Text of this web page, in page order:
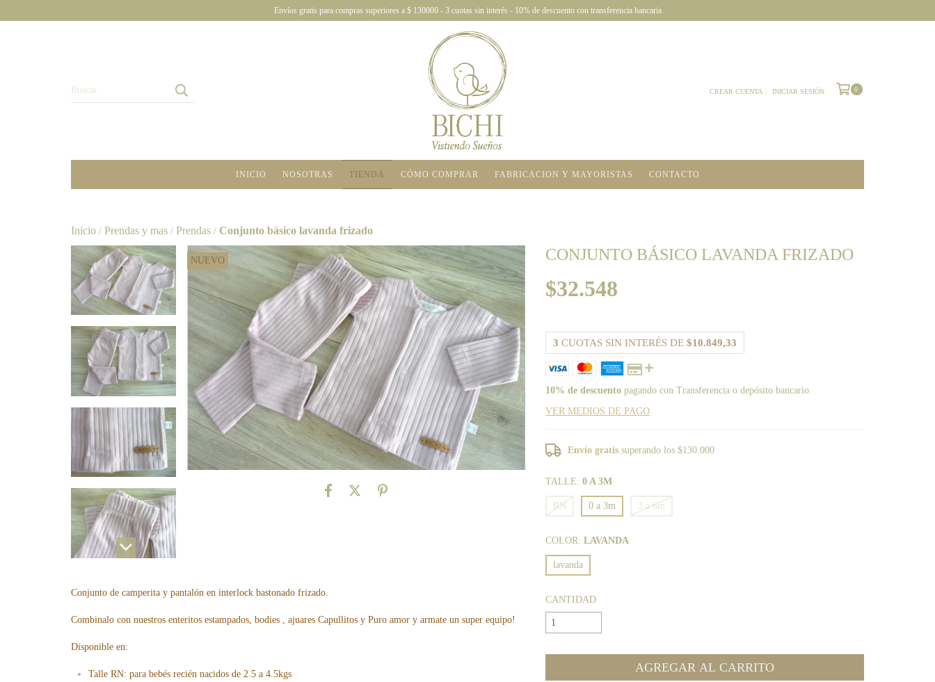
Envíos gratis para compras superiores a $ 130000 - 3 cuotas sin interés - 10% de descuento con transferencia bancaria
CREAR CUENTA INICIAR SESIÓN 0
INICIO NOSOTRAS TIENDA CÓMO COMPRAR FABRICACION Y MAYORISTAS CONTACTO
Inicio / Prendas y mas / Prendas / Conjunto básico lavanda frizado
NUEVO
Conjunto de camperita y pantalón en interlock bastonado frizado.
Combinalo con nuestros enteritos estampados, bodies , ajuares Capullitos y Puro amor y armate un super equipo!
Disponible en:
Talle RN: para bebés recién nacidos de 2.5 a 4.5kgs
CONJUNTO BÁSICO LAVANDA FRIZADO
$32.548
3 CUOTAS SIN INTERÉS DE$10.849,33
10% de descuento pagando con Transferencia o depósito bancario
VER MEDIOS DE PAGO
Envío gratis superando los$130.000
TALLE: 0 A 3M
RN 0 a 3m 3 a 6m
COLOR: LAVANDA
lavanda
CANTIDAD